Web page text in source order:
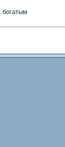
богатым